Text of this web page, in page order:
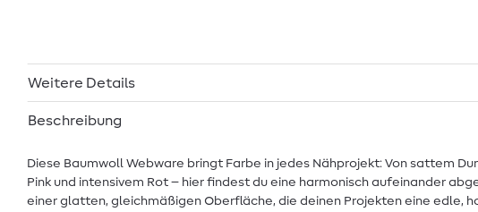
Weitere Details
Beschreibung
Diese Baumwoll Webware bringt Farbe in jedes Nähprojekt: Von sattem
Pink und intensivem Rot – hier findest du eine harmonisch aufeinander
einer glatten, gleichmäßigen Oberfläche, die deinen Projekten eine edle,